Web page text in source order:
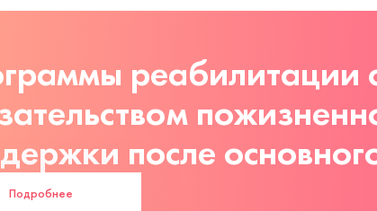
реабилитации
после
Подробнее